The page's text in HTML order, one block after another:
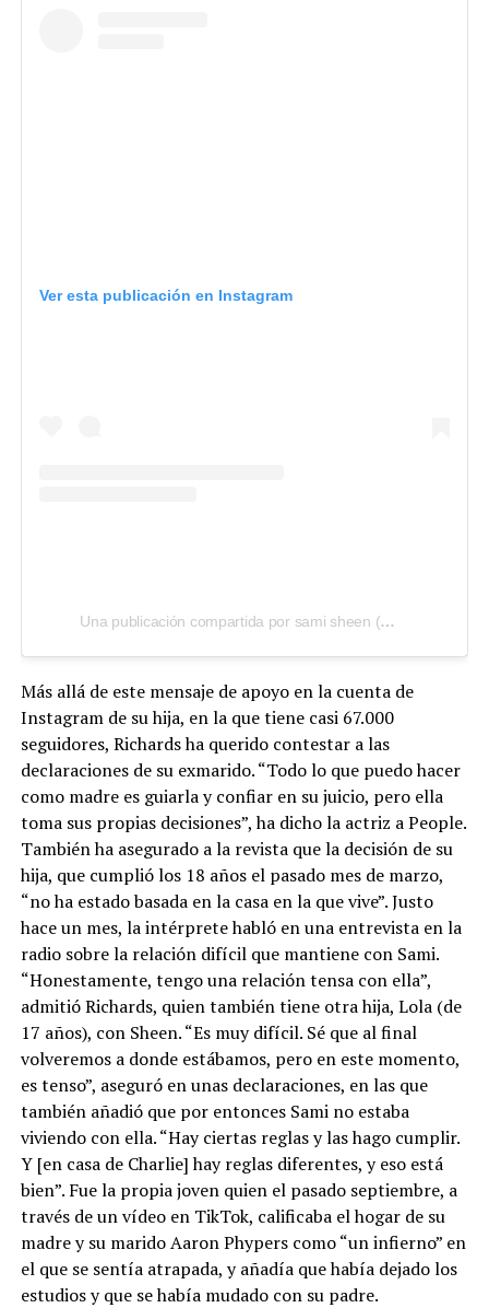
Ver esta publicación en Instagram
Una publicación compartida por sami sheen (@samisheen)
Más allá de este mensaje de apoyo en la cuenta de
Instagram de su hija, en la que tiene casi 67.000
seguidores, Richards ha querido contestar a las
declaraciones de su exmarido. “Todo lo que puedo hacer
como madre es guiarla y confiar en su juicio, pero ella
toma sus propias decisiones”, ha dicho la actriz a People.
También ha asegurado a la revista que la decisión de su
hija, que cumplió los 18 años el pasado mes de marzo,
“no ha estado basada en la casa en la que vive”. Justo
hace un mes, la intérprete habló en una entrevista en la
radio sobre la relación difícil que mantiene con Sami.
“Honestamente, tengo una relación tensa con ella”,
admitió Richards, quien también tiene otra hija, Lola (de
17 años), con Sheen. “Es muy difícil. Sé que al final
volveremos a donde estábamos, pero en este momento,
es tenso”, aseguró en unas declaraciones, en las que
también añadió que por entonces Sami no estaba
viviendo con ella. “Hay ciertas reglas y las hago cumplir.
Y [en casa de Charlie] hay reglas diferentes, y eso está
bien”. Fue la propia joven quien el pasado septiembre, a
través de un vídeo en TikTok, calificaba el hogar de su
madre y su marido Aaron Phypers como “un infierno” en
el que se sentía atrapada, y añadía que había dejado los
estudios y que se había mudado con su padre.